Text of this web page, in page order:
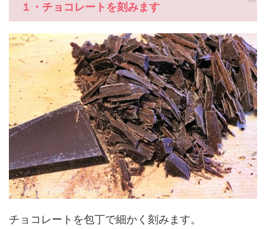
１・チョコレートを刻みます
チョコレートを包丁で細かく刻みます。